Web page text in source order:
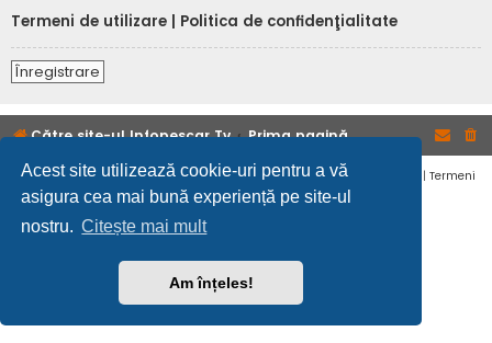
Acest site utilizează cookie-uri pentru a vă
asigura cea mai bună experiență pe site-ul
nostru. Citește mai mult
Am înțeles!
Termeni de utilizare
Politica de confidenţialitate
Înregistrare
Către site-ul Infopescar Tv Prima pagină
Confidențialitate | Termeni